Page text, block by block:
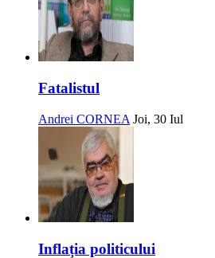
Fatalistul
Andrei CORNEA Joi, 30 Iul
Inflația politicului